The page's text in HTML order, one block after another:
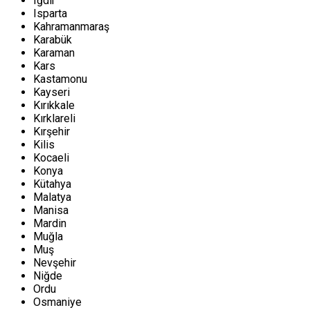
Isparta
Kahramanmaraş
Karabük
Karaman
Kars
Kastamonu
Kayseri
Kırıkkale
Kırklareli
Kırşehir
Kilis
Kocaeli
Konya
Kütahya
Malatya
Manisa
Mardin
Muğla
Muş
Nevşehir
Niğde
Ordu
Osmaniye